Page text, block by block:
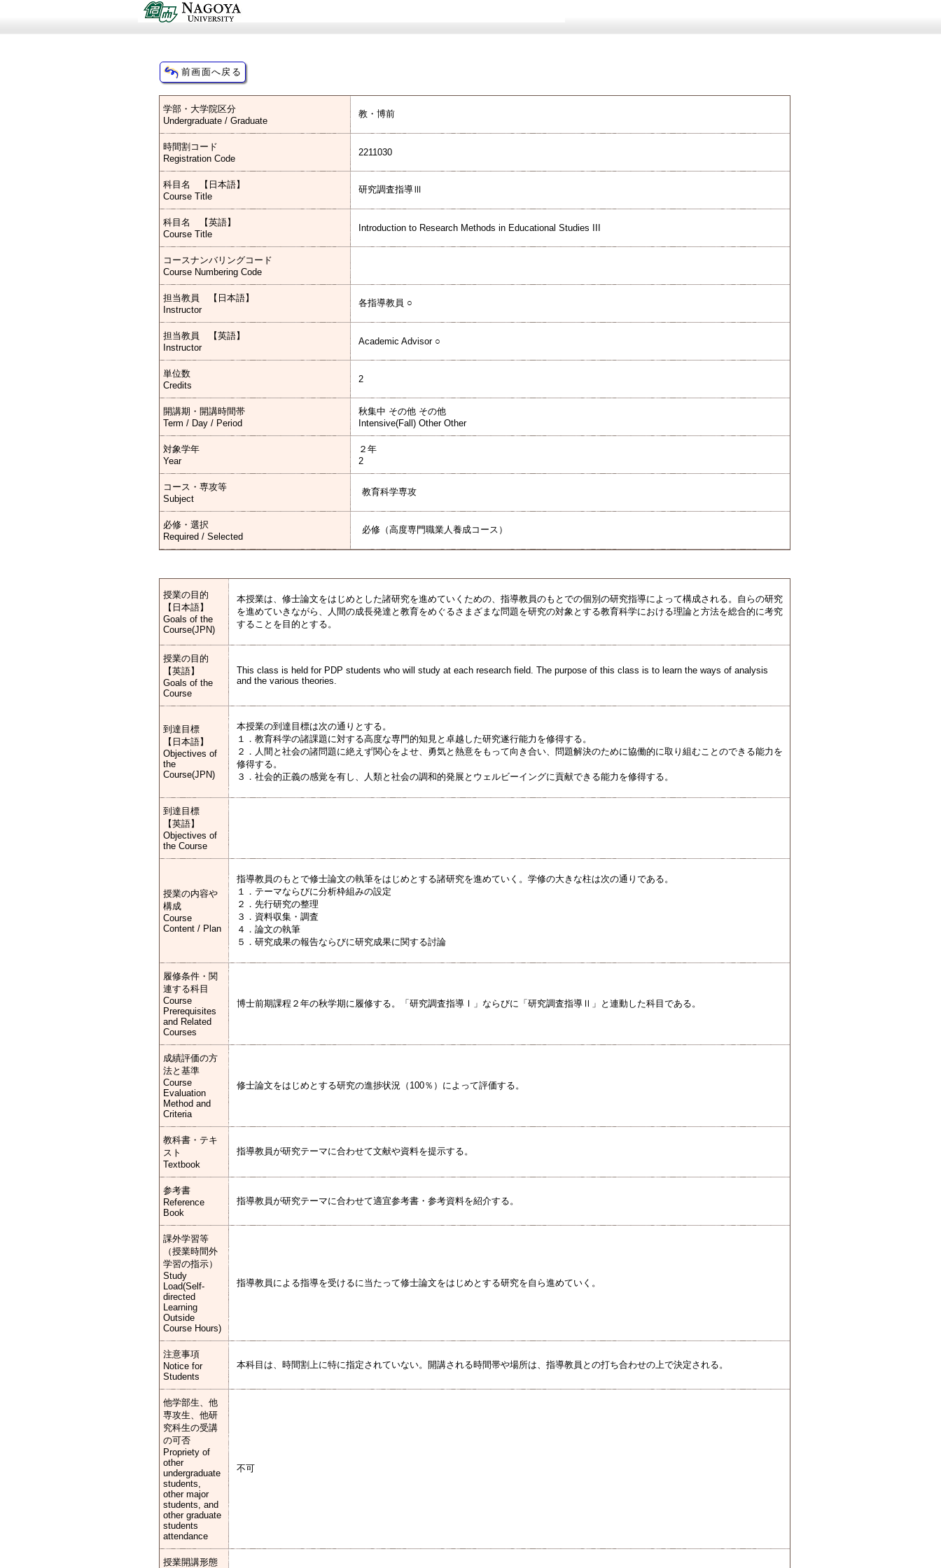
学部・大学院区分
Undergraduate / Graduate
教・博前
時間割コード
Registration Code
2211030
科目名 【日本語】
Course Title
研究調査指導Ⅲ
科目名 【英語】
Course Title
Introduction to Research Methods in Educational Studies III
コースナンバリングコード
Course Numbering Code
担当教員 【日本語】
Instructor
各指導教員 ○
担当教員 【英語】
Instructor
Academic Advisor ○
単位数
Credits
2
開講期・開講時間帯
Term / Day / Period
秋集中 その他 その他
Intensive(Fall) Other Other
対象学年
Year
２年
2
コース・専攻等
Subject
教育科学専攻
必修・選択
Required / Selected
必修（高度専門職業人養成コース）
授業の目的
【日本語】
Goals of the
Course(JPN)
本授業は、修士論文をはじめとした諸研究を進めていくための、指導教員のもとでの個別の研究指導によって構成される。自らの研究
を進めていきながら、人間の成長発達と教育をめぐるさまざまな問題を研究の対象とする教育科学における理論と方法を総合的に考究
することを目的とする。
授業の目的
【英語】
Goals of the
Course
This class is held for PDP students who will study at each research field. The purpose of this class is to learn the ways of analysis
and the various theories.
到達目標
【日本語】
Objectives of
the
Course(JPN)
本授業の到達目標は次の通りとする。
１．教育科学の諸課題に対する高度な専門的知見と卓越した研究遂行能力を修得する。
２．人間と社会の諸問題に絶えず関心をよせ、勇気と熱意をもって向き合い、問題解決のために協働的に取り組むことのできる能力を
修得する。
３．社会的正義の感覚を有し、人類と社会の調和的発展とウェルビーイングに貢献できる能力を修得する。
到達目標
【英語】
Objectives of
the Course
授業の内容や
構成
Course
Content / Plan
指導教員のもとで修士論文の執筆をはじめとする諸研究を進めていく。学修の大きな柱は次の通りである。
１．テーマならびに分析枠組みの設定
２．先行研究の整理
３．資料収集・調査
４．論文の執筆
５．研究成果の報告ならびに研究成果に関する討論
履修条件・関
連する科目
Course
Prerequisites
and Related
Courses
博士前期課程２年の秋学期に履修する。「研究調査指導Ⅰ」ならびに「研究調査指導Ⅱ」と連動した科目である。
成績評価の方
法と基準
Course
Evaluation
Method and
Criteria
修士論文をはじめとする研究の進捗状況（100％）によって評価する。
教科書・テキ
スト
Textbook
指導教員が研究テーマに合わせて文献や資料を提示する。
参考書
Reference
Book
指導教員が研究テーマに合わせて適宜参考書・参考資料を紹介する。
課外学習等
（授業時間外
学習の指示）
Study
Load(Self-
directed
Learning
Outside
Course Hours)
指導教員による指導を受けるに当たって修士論文をはじめとする研究を自ら進めていく。
注意事項
Notice for
Students
本科目は、時間割上に特に指定されていない。開講される時間帯や場所は、指導教員との打ち合わせの上で決定される。
他学部生、他
専攻生、他研
究科生の受講
の可否
Propriety of
other
undergraduate
students,
other major
students, and
other graduate
students
attendance
不可
授業開講形態